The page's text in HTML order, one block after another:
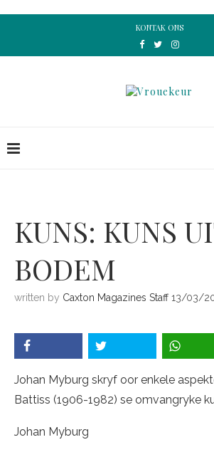
KONTAK ONS
KUNS: KUNS
BODEM
written by Caxton Magazines Staff 13/03/
Johan Myburg skryf oor enkele
Battiss (1906-1982) se omvangryke
Johan Myburg